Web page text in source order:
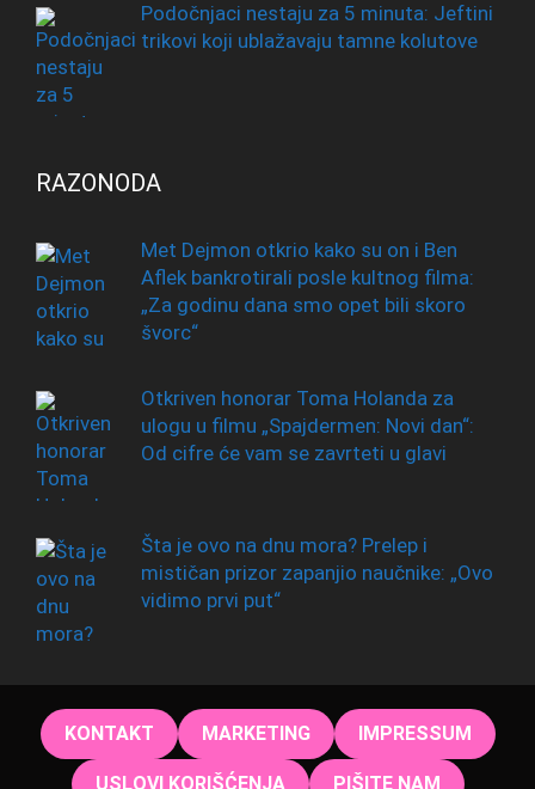
Podočnjaci nestaju za 5 minuta: Jeftini
trikovi koji ublažavaju tamne kolutove
RAZONODA
Met Dejmon otkrio kako su on i Ben
Aflek bankrotirali posle kultnog filma:
„Za godinu dana smo opet bili skoro
švorc“
Otkriven honorar Toma Holanda za
ulogu u filmu „Spajdermen: Novi dan“:
Od cifre će vam se zavrteti u glavi
Šta je ovo na dnu mora? Prelep i
mističan prizor zapanjio naučnike: „Ovo
vidimo prvi put“
KONTAKT MARKETING IMPRESSUM
USLOVI KORIŠĆENJA PIŠITE NAM